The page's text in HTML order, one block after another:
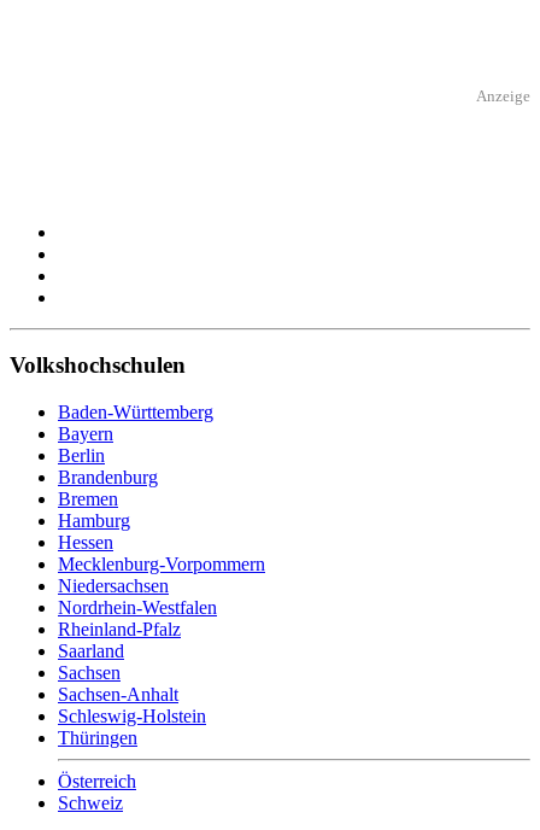
Anzeige
Volkshochschulen
Baden-Württemberg
Bayern
Berlin
Brandenburg
Bremen
Hamburg
Hessen
Mecklenburg-Vorpommern
Niedersachsen
Nordrhein-Westfalen
Rheinland-Pfalz
Saarland
Sachsen
Sachsen-Anhalt
Schleswig-Holstein
Thüringen
Österreich
Schweiz